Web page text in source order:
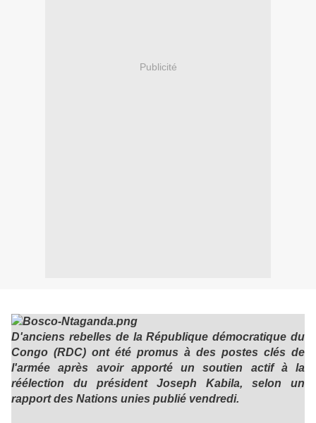
Publicité
D'anciens rebelles de la République démocratique du
Congo (RDC) ont été promus à des postes clés de
l'armée après avoir apporté un soutien actif à la
réélection du président Joseph Kabila, selon un
rapport des Nations unies publié vendredi.